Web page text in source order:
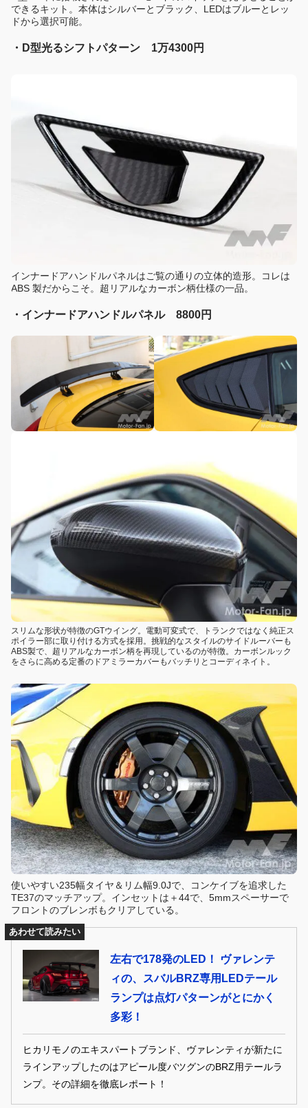
できるキット。本体はシルバーとブラック、LEDはブルーとレッ
ドから選択可能。
・D型光るシフトパターン 1万4300円
インナードアハンドルパネルはご覧の通りの立体的造形。コレは
ABS 製だからこそ。超リアルなカーボン柄仕様の一品。
・インナードアハンドルパネル 8800円
スリムな形状が特徴のGTウイング。電動可変式で、トランクではなく純正ス
ポイラー部に取り付ける方式を採用。挑戦的なスタイルのサイドルーバーも
ABS製で、超リアルなカーボン柄を再現しているのが特徴。カーボンルック
をさらに高める定番のドアミラーカバーもバッチリとコーディネイト。
使いやすい235幅タイヤ＆リム幅9.0Jで、コンケイブを追求した
TE37のマッチアップ。インセットは＋44で、5mmスペーサーで
フロントのブレンボもクリアしている。
あわせて読みたい
左右で178発のLED！ ヴァレンテ
ィの、スバルBRZ専用LEDテール
ランプは点灯パターンがとにかく
多彩！
ヒカリモノのエキスパートブランド、ヴァレンティが新たに
ラインアップしたのはアピール度バツグンのBRZ用テールラ
ンプ。その詳細を徹底レポート！